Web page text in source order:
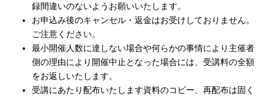
録間違いのないようお願いいたします。
お申込み後のキャンセル・返金はお受けしておりません。
ご注意ください。
最小開催人数に達しない場合や何らかの事情により主催者
側の理由により開催中止となった場合には、受講料の全額
をお返しいたします。
受講にあたり配布いたします資料のコピー、再配布は固く